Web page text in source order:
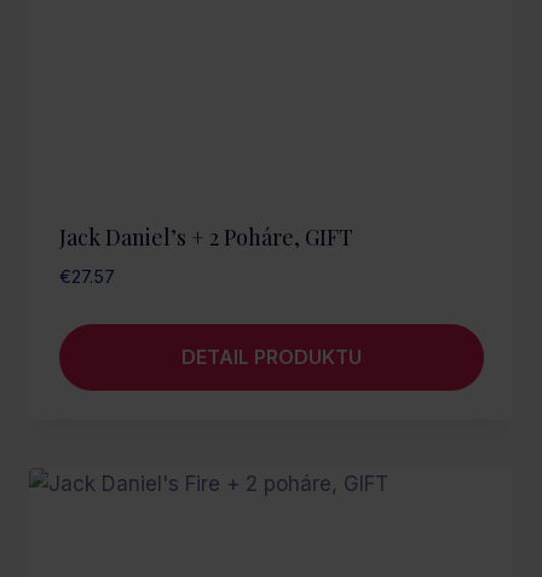
Jack Daniel’s + 2 Poháre, GIFT
€27.57
DETAIL PRODUKTU